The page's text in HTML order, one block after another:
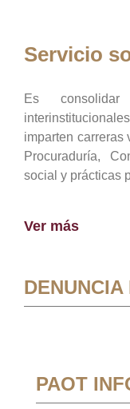
Servicio
Es
imparten carreras
Procuraduría,
social y prácticas
Ver más
DENUNCIA
PAOT